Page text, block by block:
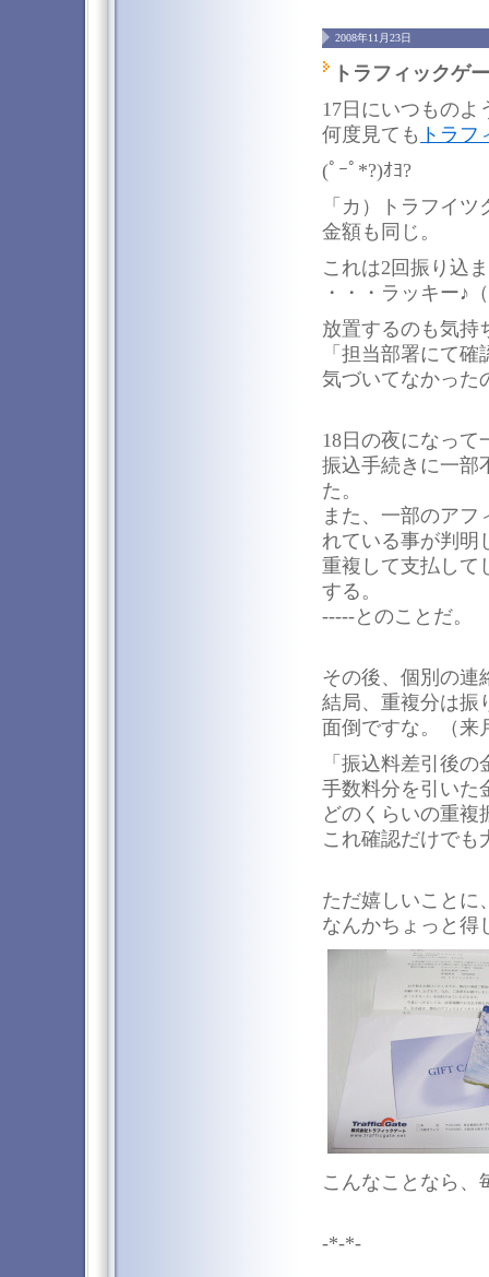
2008年11月23日
トラフィックゲ
17日にいつものよ
何度見ても トラフ
(ﾟｰﾟ*?)ｵﾖ?
「カ）トラフイ
金額も同じ。
これは2回振り込
・・・ラッキー♪
放置するのも気持
「担当部署にて
気づいてなかった
18日の夜になって
振込手続きに一部
た。
また、一部のア
れている事が判明
重複して支払して
する。
-----とのことだ。
その後、個別の連
結局、重複分は振
面倒ですな。（来
「振込料差引後
手数料分を引いた
どのくらいの重複
これ確認だけでも
ただ嬉しいことに
なんかちょっと得
こんなことなら、
-*-*-